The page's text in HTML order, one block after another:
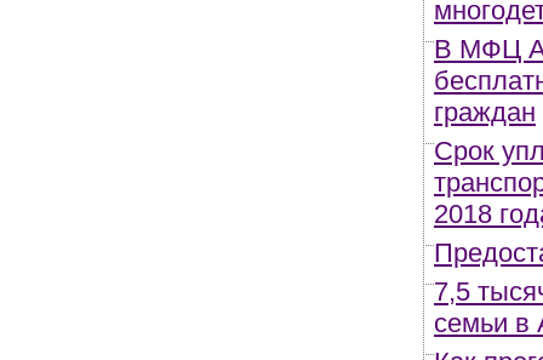
В МФЦ
граждан
Срок
2018
7,5
семьи в